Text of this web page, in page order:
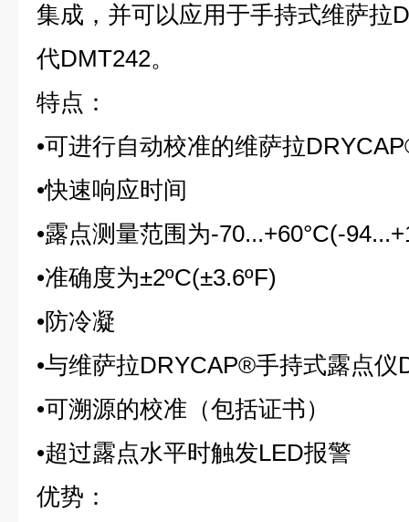
集成，并可以应用于手持式维萨拉
代DMT242。
特点：
•可进行自动校准的维萨拉
•快速响应时间
•露点测量范围为-70...+60°C(-
•准确度为±2ºC(±3.6ºF)
•防冷凝
•与维萨拉DRYCAP®手持式露点仪
•可溯源的校准（包括证书）
•超过露点水平时触发LED报警
优势：